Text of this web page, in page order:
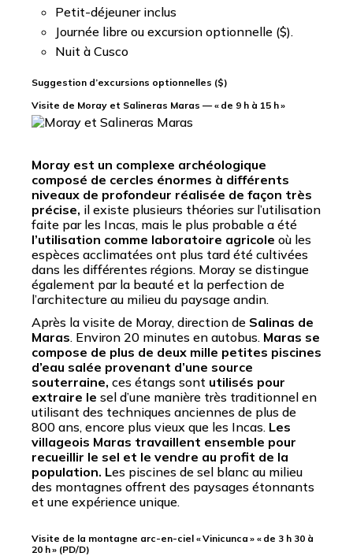
Petit-déjeuner inclus
Journée libre ou excursion optionnelle ($).
Nuit à Cusco
Suggestion d’excursions optionnelles ($)
Visite de Moray et Salineras Maras — « de 9 h à 15 h »
Moray est un complexe archéologique
composé de cercles énormes à différents
niveaux de profondeur réalisée de façon très
précise, il existe plusieurs théories sur l’utilisation
faite par les Incas, mais le plus probable a été
l’utilisation comme laboratoire agricole où les
espèces acclimatées ont plus tard été cultivées
dans les différentes régions. Moray se distingue
également par la beauté et la perfection de
l’architecture au milieu du paysage andin.
Après la visite de Moray, direction de Salinas de
Maras. Environ 20 minutes en autobus. Maras se
compose de plus de deux mille petites piscines
d’eau salée provenant d’une source
souterraine, ces étangs sont utilisés pour
extraire le sel d’une manière très traditionnel en
utilisant des techniques anciennes de plus de
800 ans, encore plus vieux que les Incas. Les
villageois Maras travaillent ensemble pour
recueillir le sel et le vendre au profit de la
population. Les piscines de sel blanc au milieu
des montagnes offrent des paysages étonnants
et une expérience unique.
Visite de la montagne arc-en-ciel « Vinicunca » « de 3 h 30 à
20 h » (PD/D)